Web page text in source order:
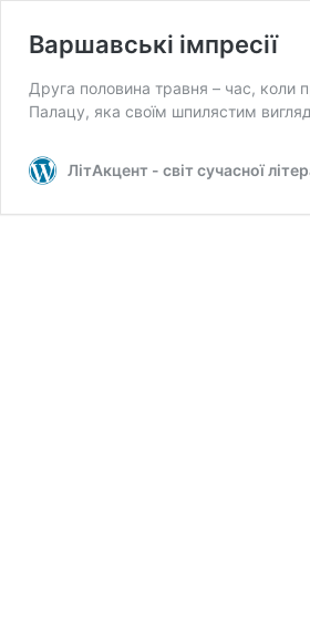
Варшавські імпресії
Друга половина травня – час, коли
Палацу, яка своїм шпилястим
ЛітАкцент - світ сучасної